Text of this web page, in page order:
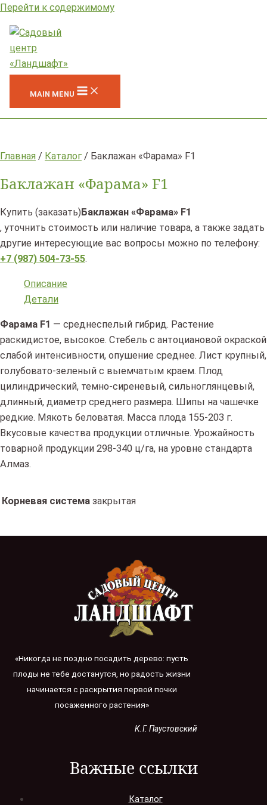
Перейти к содержимому
MAIN MENU
Главная / Каталог/ Баклажан «Фарама» F1
Баклажан «Фарама» F1
Купить (заказать)Баклажан «Фарама» F1
, уточнить стоимость или наличие товара, а также задать
другие интересующие вас вопросы можно по телефону:
+7 (987) 504-73-55.
Описание
Детали
Фарама F1 — среднеспелый гибрид. Растение
раскидистое, высокое. Стебель с антоциановой окраской
слабой интенсивности, опушение среднее. Лист крупный,
голубовато-зеленый с выемчатым краем. Плод
цилиндрический, темно-сиреневый, сильноглянцевый,
длинный, диаметр среднего размера. Шипы на чашечке
редкие. Мякоть беловатая. Масса плода 155-203 г.
Вкусовые качества продукции отличные. Урожайность
товарной продукции 298-340 ц/га, на уровне стандарта
Алмаз.
Корневая система закрытая
«Никогда не поздно посадить дерево: пусть
плоды не тебе достанутся, но радость жизни
начинается с раскрытия первой почки
посаженного растения»
К.Г. Паустовский
Важные ссылки
Каталог